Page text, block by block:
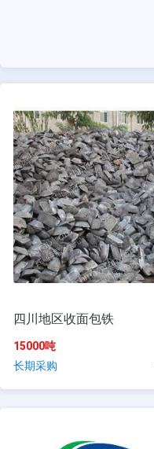
四川地区收面包铁
15000吨
长期采购